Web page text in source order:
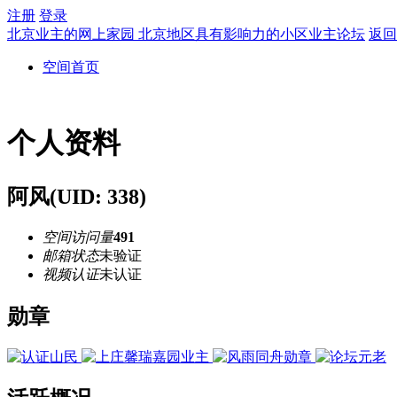
注册 登录
北京业主的网上家园 北京地区具有影响力的小区业主论坛 返
空间首页
个人资料
阿风(UID: 338)
空间访问量491
邮箱状态未验证
视频认证未认证
勋章